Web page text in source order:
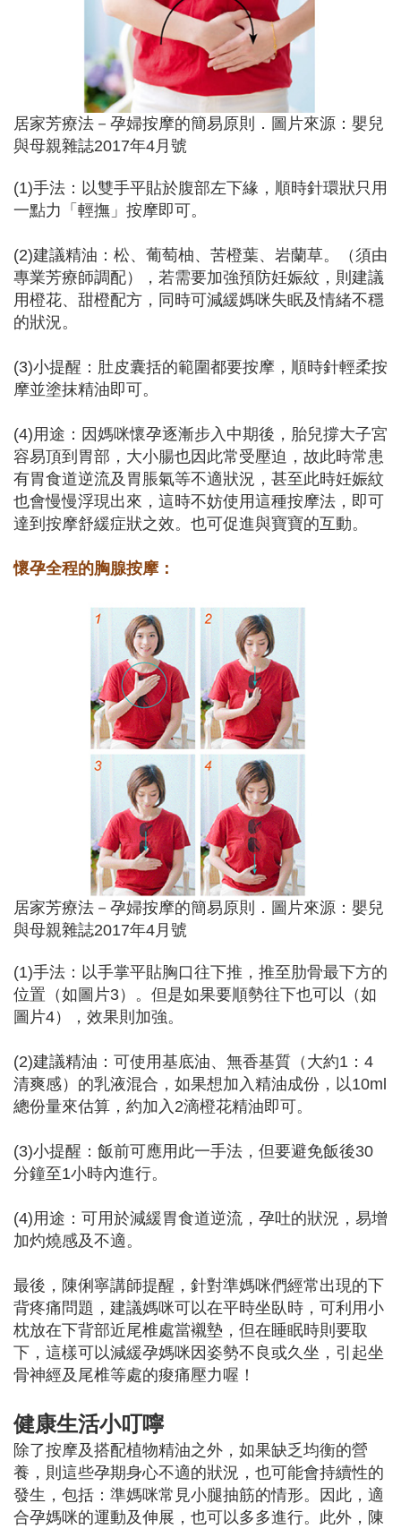
居家芳療法－孕婦按摩的簡易原則．圖片來源：嬰兒
與母親雜誌2017年4月號
(1)手法：以雙手平貼於腹部左下緣，順時針環狀只用
一點力「輕撫」按摩即可。
(2)建議精油：松、葡萄柚、苦橙葉、岩蘭草。（須由
專業芳療師調配），若需要加強預防妊娠紋，則建議
用橙花、甜橙配方，同時可減緩媽咪失眠及情緒不穩
的狀況。
(3)小提醒：肚皮囊括的範圍都要按摩，順時針輕柔按
摩並塗抹精油即可。
(4)用途：因媽咪懷孕逐漸步入中期後，胎兒撐大子宮
容易頂到胃部，大小腸也因此常受壓迫，故此時常患
有胃食道逆流及胃脹氣等不適狀況，甚至此時妊娠紋
也會慢慢浮現出來，這時不妨使用這種按摩法，即可
達到按摩舒緩症狀之效。也可促進與寶寶的互動。
懷孕全程的胸腺按摩：
居家芳療法－孕婦按摩的簡易原則．圖片來源：嬰兒
與母親雜誌2017年4月號
(1)手法：以手掌平貼胸口往下推，推至肋骨最下方的
位置（如圖片3）。但是如果要順勢往下也可以（如
圖片4），效果則加強。
(2)建議精油：可使用基底油、無香基質（大約1：4
清爽感）的乳液混合，如果想加入精油成份，以10ml
總份量來估算，約加入2滴橙花精油即可。
(3)小提醒：飯前可應用此一手法，但要避免飯後30
分鐘至1小時內進行。
(4)用途：可用於減緩胃食道逆流，孕吐的狀況，易增
加灼燒感及不適。
最後，陳俐寧講師提醒，針對準媽咪們經常出現的下
背疼痛問題，建議媽咪可以在平時坐臥時，可利用小
枕放在下背部近尾椎處當襯墊，但在睡眠時則要取
下，這樣可以減緩孕媽咪因姿勢不良或久坐，引起坐
骨神經及尾椎等處的痠痛壓力喔！
健康生活小叮嚀
除了按摩及搭配植物精油之外，如果缺乏均衡的營
養，則這些孕期身心不適的狀況，也可能會持續性的
發生，包括：準媽咪常見小腿抽筋的情形。因此，適
合孕媽咪的運動及伸展，也可以多多進行。此外，陳